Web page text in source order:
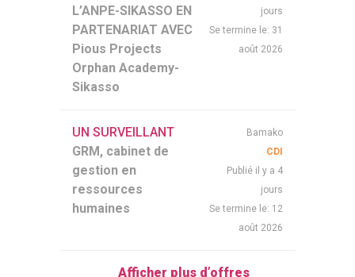
L’ANPE-SIKASSO EN
PARTENARIAT AVEC
Pious Projects
Orphan Academy-
Sikasso
jours
Se termine le: 31
août 2026
UN SURVEILLANT
GRM, cabinet de
gestion en
ressources
humaines
Bamako
CDI
Publié il y a 4
jours
Se termine le: 12
août 2026
Afficher plus d’offres